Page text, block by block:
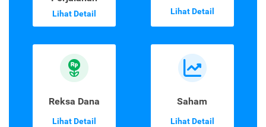
Lihat Detail Lihat Detail
Reksa Dana
Lihat Detail
Saham
Lihat Detail